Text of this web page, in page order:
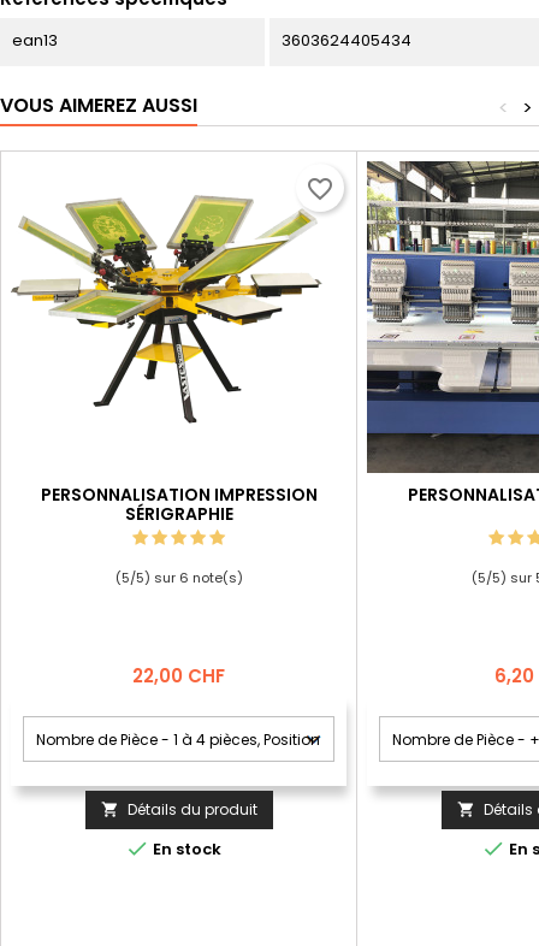
ean13 3603624405434
VOUS AIMEREZ AUSSI >
<
PERSONNALISATION IMPRESSION
SÉRIGRAPHIE
(5/5) sur 6 note(s)
Prix
22,00 CHF
 Détails du produit
 En stock
favorite_border
(5/5) sur
Prix
6,20
 Détails
 En